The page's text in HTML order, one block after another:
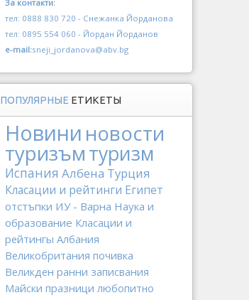
За контакти:
тел: 0888 830 720 - Снежанка Йорданова
тел: 0895 554 060 - Йордан Йорданов
e-mail:sneji_jordanova@abv.bg
ПОПУЛЯРНЫЕ ЕТИКЕТЫ
Новини новости
туризъмтуризм
Испания Албена Турция
Класации и рейтинги Египет
отстъпки ИУ - Варна Наука и
образование Класации и
рейтингы Албания
Великобритания почивка
Великден ранни записвания
Майски празници любопитно